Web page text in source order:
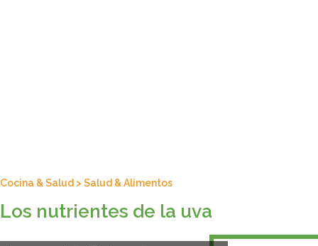
Cocina & Salud > Salud & Alimentos
Los nutrientes de la uva